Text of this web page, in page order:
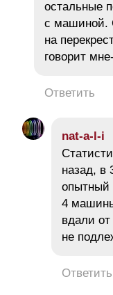
остальные
с машиной.
на
говорит
Ответить
nat-a-l-i
назад, в
опытный
4
вдали
не
Ответить